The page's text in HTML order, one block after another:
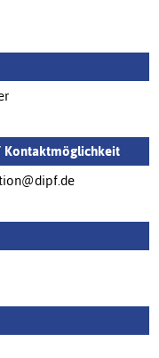
Kontaktmöglichkeit